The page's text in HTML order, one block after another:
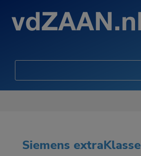
Siemens extraKlasse